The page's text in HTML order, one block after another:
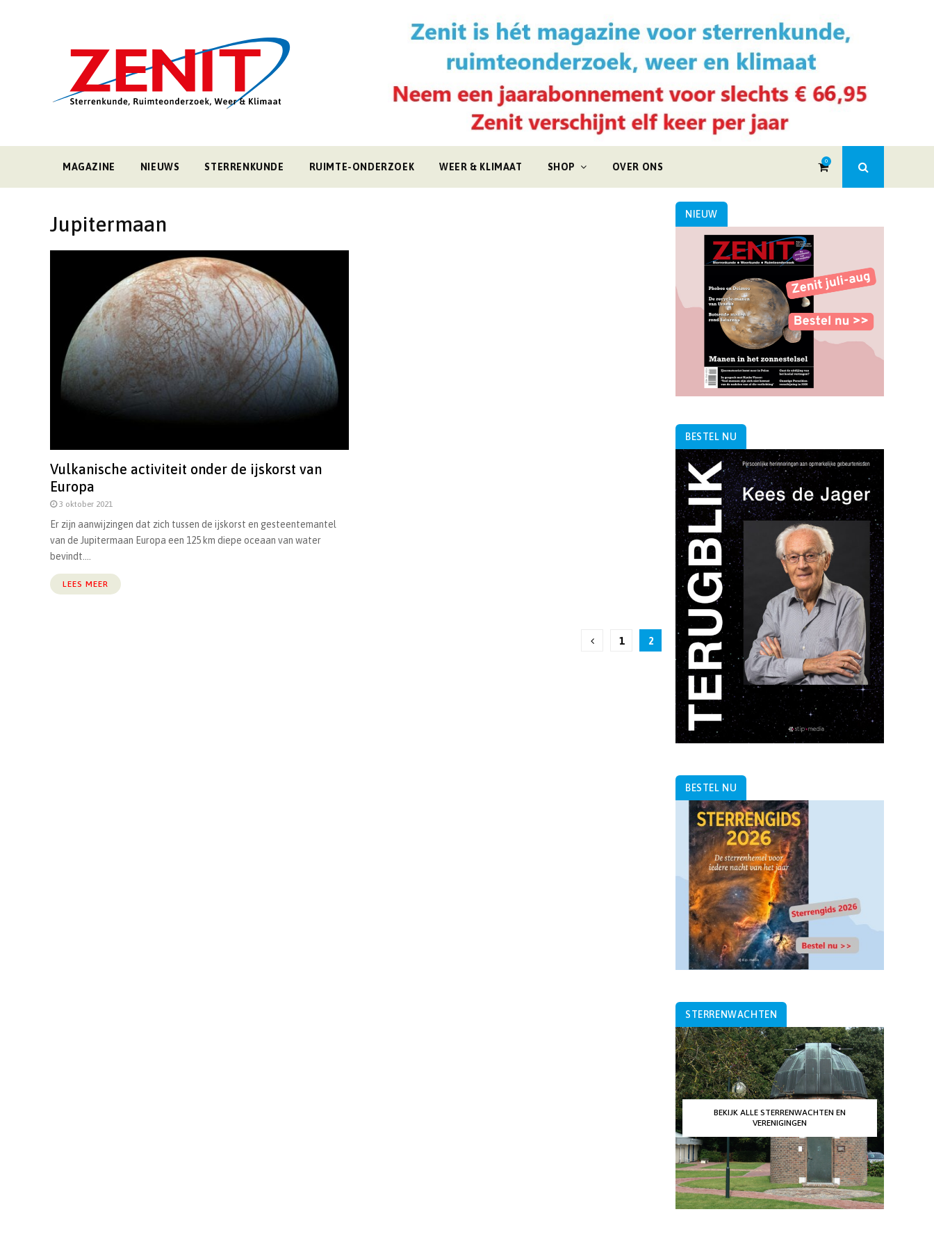
MAGAZINE NIEUWS STERRENKUNDE RUIMTE-ONDERZOEK WEER & KLIMAAT SHOP OVER ONS
0
Jupitermaan
Vulkanische activiteit onder de ijskorst van
Europa
3 oktober 2021
Er zijn aanwijzingen dat zich tussen de ijskorst en gesteentemantel
van de Jupitermaan Europa een 125 km diepe oceaan van water
bevindt....
LEES MEER
1 2
NIEUW
BESTEL NU
BESTEL NU
STERRENWACHTEN
BEKIJK ALLE STERRENWACHTEN EN
VERENIGINGEN